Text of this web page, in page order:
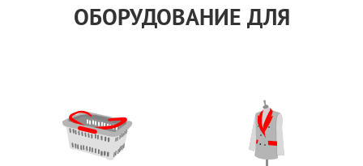
ОБОРУДОВАНИЕ ДЛЯ